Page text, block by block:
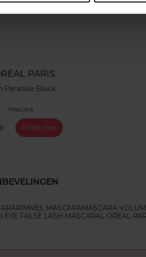
PARIS
Paradise Black
Mascara
Fiche zien
RIMMEL MASCARAMASCARA
EYE FALSE LASH MASCARAL OREAL